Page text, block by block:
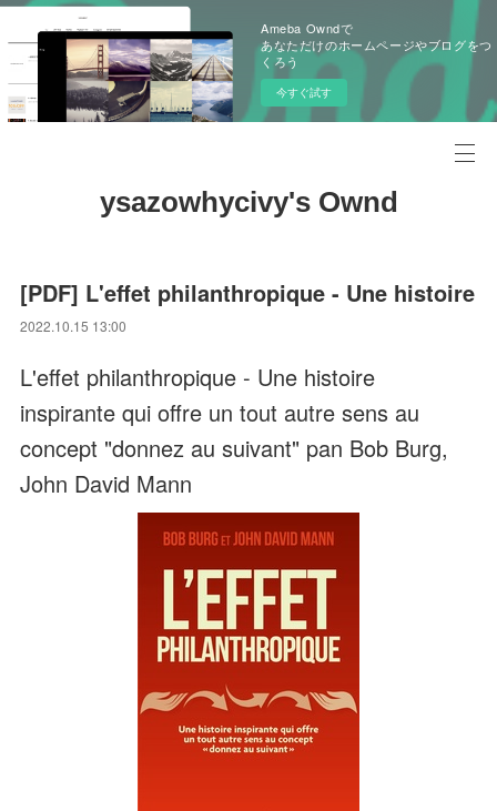
Ameba Owndで
あなただけのホームページやブログをつ
くろう
今すぐ試す
ysazowhycivy's Ownd
[PDF] L'effet philanthropique - Une histoire
2022.10.15 13:00
L'effet philanthropique - Une histoire
inspirante qui offre un tout autre sens au
concept "donnez au suivant" pan Bob Burg,
John David Mann